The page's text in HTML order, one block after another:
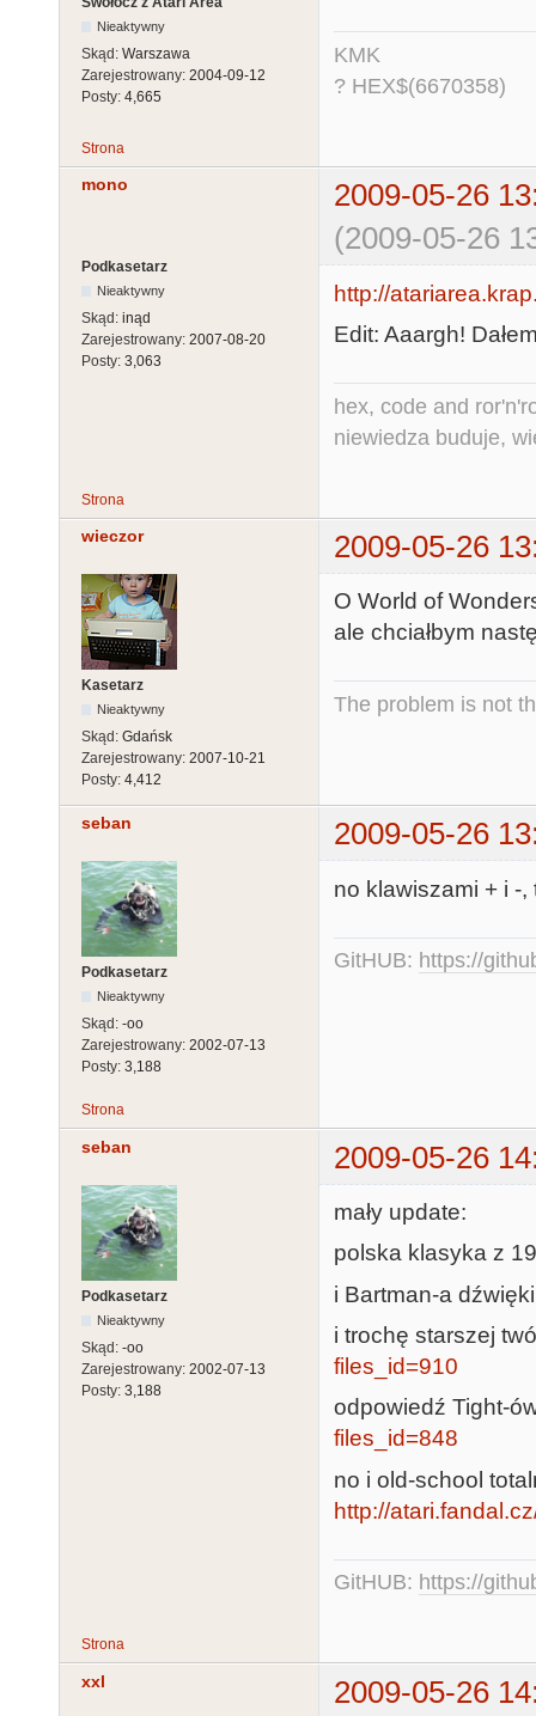
Nieaktywny
Skąd: Warszawa
Zarejestrowany: 2004-09-12
Posty: 4,665
KMK
? HEX$(6670358)
Strona
mono
2009-05-26
(2009-05-26
Podkasetarz
Nieaktywny
Skąd: inąd
Zarejestrowany: 2007-08-20
Posty: 3,063
http://
Edit: Aaargh!
hex, code and
niewiedza buduje,
Strona
wieczor 2009-05-26
Kasetarz
Nieaktywny
Skąd: Gdańsk
Zarejestrowany: 2007-10-21
Posty: 4,412
O World of
ale chciałbym
The problem is not
seban 2009-05-26
Podkasetarz
Nieaktywny
Skąd: -oo
Zarejestrowany: 2002-07-13
Posty: 3,188
no klawiszami + i -,
GitHUB: https://
Strona
seban 2009-05-26
Podkasetarz
Nieaktywny
Skąd: -oo
Zarejestrowany: 2002-07-13
Posty: 3,188
mały update:
polska klasyka z
i Bartman-a
i trochę starszej
files_id=910
odpowiedź Tight-
files_id=848
no i old-school
http://
GitHUB: https://
Strona
xxl 2009-05-26